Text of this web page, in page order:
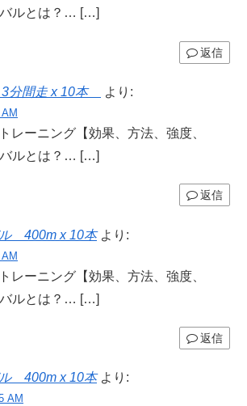
ルとは？… […]
返信
3分間走 x 10本 より:
レーニング【効果、方法、強度、
ルとは？… […]
返信
400m x 10本 より:
レーニング【効果、方法、強度、
ルとは？… […]
返信
400m x 10本 より:
AM